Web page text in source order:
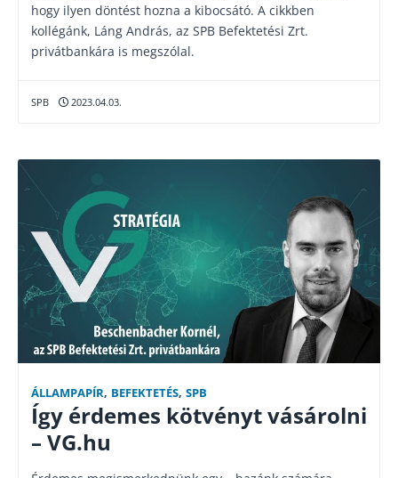
hogy ilyen döntést hozna a kibocsátó. A cikkben
kollégánk, Láng András, az SPB Befektetési Zrt.
privátbankára is megszólal.
SPB 2023.04.03.
ÁLLAMPAPÍR, BEFEKTETÉS, SPB
Így érdemes kötvényt vásárolni
– VG.hu